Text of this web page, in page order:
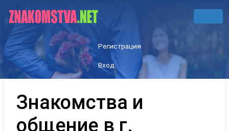
Регистрация
Вход
Знакомства и
общение в г.